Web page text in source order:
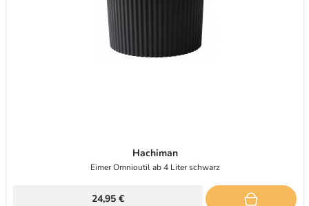
Hachiman
Eimer Omnioutil ab 4 Liter schwarz
24,95 €